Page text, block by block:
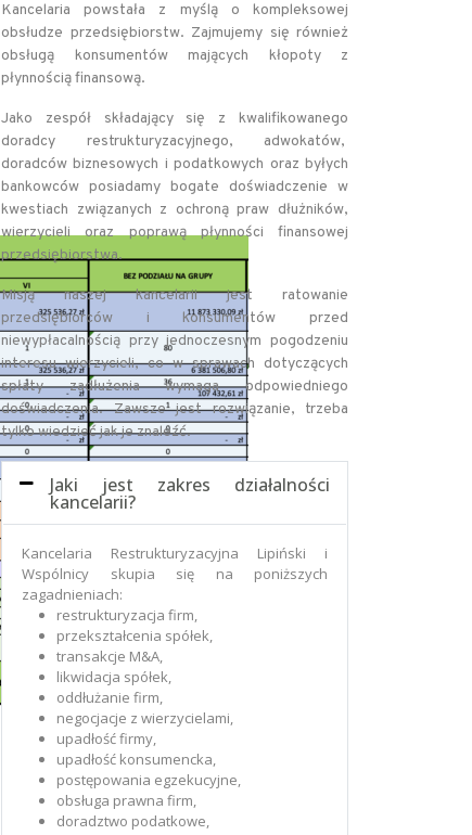
Kancelaria powstała z myślą o kompleksowej
obsłudze przedsiębiorstw. Zajmujemy się również
obsługą konsumentów mających kłopoty z
płynnością finansową.
Jako zespół składający się z kwalifikowanego
doradcy restrukturyzacyjnego, adwokatów,
doradców biznesowych i podatkowych oraz byłych
bankowców posiadamy bogate doświadczenie w
kwestiach związanych z ochroną praw dłużników,
wierzycieli oraz poprawą płynności finansowej
przedsiębiorstwa.
Misją naszej kancelarii jest ratowanie
przedsiębiorców i konsumentów przed
niewypłacalnością przy jednoczesnym pogodzeniu
interesu wierzycieli, co w sprawach dotyczących
spłaty zadłużenia wymaga odpowiedniego
doświadczenia. Zawsze jest rozwiązanie, trzeba
tylko wiedzieć jak je znaleźć.
Jaki jest zakres działalności
kancelarii?
Kancelaria Restrukturyzacyjna Lipiński i
Wspólnicy skupia się na poniższych
zagadnieniach:
restrukturyzacja firm,
przekształcenia spółek,
transakcje M&A,
likwidacja spółek,
oddłużanie firm,
negocjacje z wierzycielami,
upadłość firmy,
upadłość konsumencka,
postępowania egzekucyjne,
obsługa prawna firm,
doradztwo podatkowe,